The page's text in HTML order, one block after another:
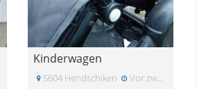
Monaten
Kinderwagen
5604 Hendschiken Vor zwei Monaten